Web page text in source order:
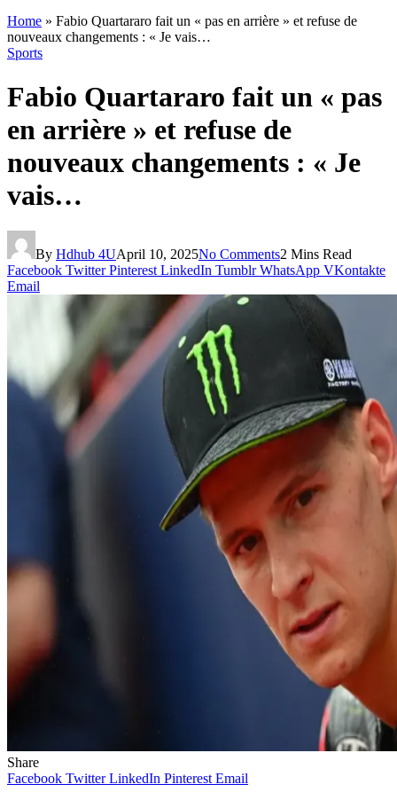
Home » Fabio Quartararo fait un « pas en arrière » et refuse de
nouveaux changements : « Je vais…
Sports
Fabio Quartararo fait un « pas
en arrière » et refuse de
nouveaux changements : « Je
vais…
By Hdhub 4UApril 10, 2025No Comments2 Mins Read
Facebook Twitter Pinterest LinkedIn Tumblr WhatsApp VKontakte
Email
Share
Facebook Twitter LinkedIn Pinterest Email